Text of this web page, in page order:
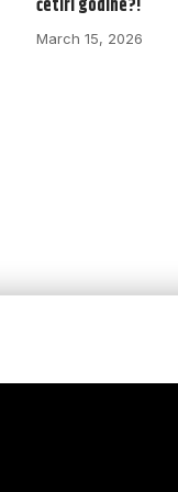
četiri godine?!
March 15, 2026